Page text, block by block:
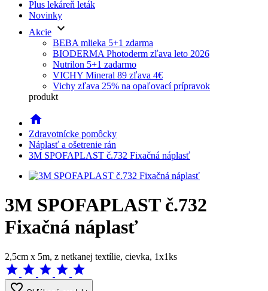
Plus lekáreň leták
Novinky
Akcie keyboard_arrow_down
BEBA mlieka 5+1 zdarma
BIODERMA Photoderm zľava leto 2026
Nutrilon 5+1 zadarmo
VICHY Mineral 89 zľava 4€
Vichy zľava 25% na opaľovací prípravok
produkt
home
Zdravotnícke pomôcky
Náplasť a ošetrenie rán
3M SPOFAPLAST č.732 Fixačná náplasť
3M SPOFAPLAST č.732
Fixačná náplasť
2,5cm x 5m, z netkanej textílie, cievka, 1x1ks
star star star star star
favorite_border